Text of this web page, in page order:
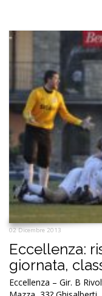
02 Dicembre 2013
Eccellenza:
giornata,
Eccellenza – Gir. B